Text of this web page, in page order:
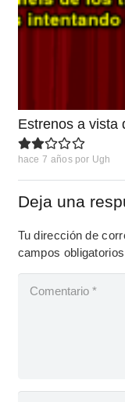
Estrenos a vista
hace 7 años por Ugh
Deja una
Tu dirección de
campos